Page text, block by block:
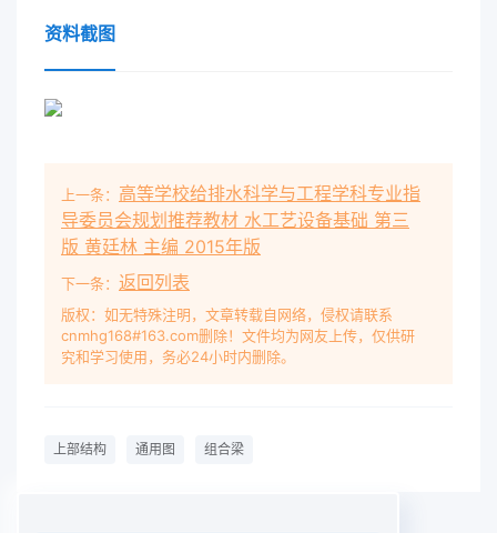
本、法国等发达国家相比工业化、产业化水平低差距
动我国钢结构桥梁产业转型升级实现绿色发展、循环
桥上部结构双向六车道3x30m3
x40m3x50m3x60m 箱形组合梁钢桥上部结构。
本册图纸按三跨连续梁控制设计一般情况下尽可能采
用六跨一联或五跨一联但不得少于三跨一联。 本标
准编制主要依据:《公路工程技术标准》(JIG BO1-
2014)、《公路桥涵设计通用规范》(JIG
混凝土桥涵设计规范》(JIG 3362-2018)、《公路交
资料截图
上一条： 高等学校给排水科学与工程学科专业指
导委员会规划推荐教材 水工艺设备基础 第三
版 黄廷林 主编 2015年版
下一条： 返回列表
版权：如无特殊注明，文章转载自网络，侵权请联系
cnmhg168#163.com删除！文件均为网友上传，仅供研
究和学习使用，务必24小时内删除。
上部结构 通用图 组合梁